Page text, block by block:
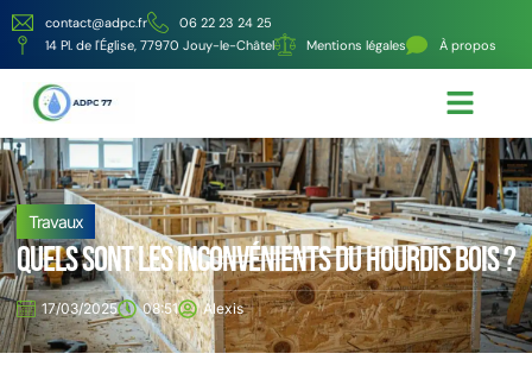
contact@adpc.fr
06 22 23 24 25
14 Pl. de l'Église, 77970 Jouy-le-Châtel
Mentions légales À propos
Travaux
Quels sont les inconvénients du hourdis bois ?
17/03/2025 08:51 Alexis